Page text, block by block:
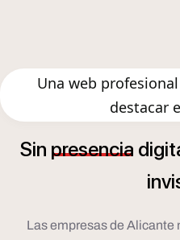
Una web
destacar
Sin presencia
Las empresas de Alicante